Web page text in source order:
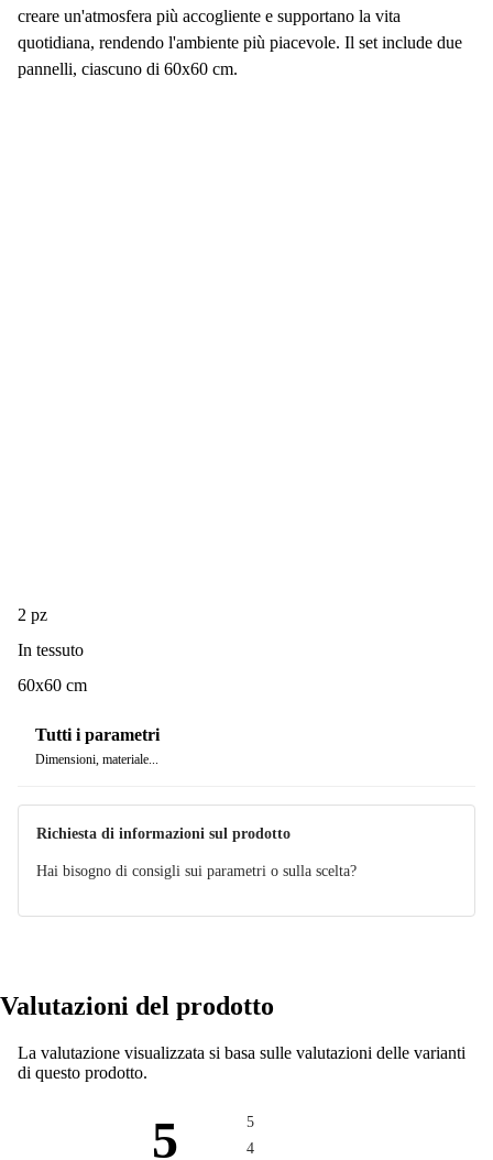
creare un'atmosfera più accogliente e supportano la vita
quotidiana, rendendo l'ambiente più piacevole. Il set include due
pannelli, ciascuno di 60x60 cm.
2 pz
In tessuto
60x60 cm
Tutti i parametri
Dimensioni, materiale...
Richiesta di informazioni sul prodotto
Hai bisogno di consigli sui parametri o sulla scelta?
Valutazioni del prodotto
La valutazione visualizzata si basa sulle valutazioni delle varianti
di questo prodotto.
5
5
4